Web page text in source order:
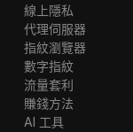
線上隱私
代理伺服器
指紋瀏覽器
數字指紋
流量套利
賺錢方法
AI 工具